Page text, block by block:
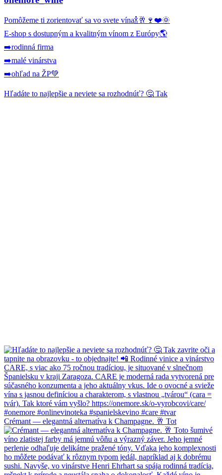
Pomôžeme ti zorientovať sa vo svete vína🍾🥂🍷❤️🌞
E-shop s dostupným a kvalitným vínom z Európy🌎
➡️rodinná firma
➡️malé vinárstva
➡️ohľad na ŽP💚
Hľadáte to najlepšie a neviete sa rozhodnúť? 🤔 Tak
Crémant — elegantná alternatíva k Champagne. 🥂 Tot